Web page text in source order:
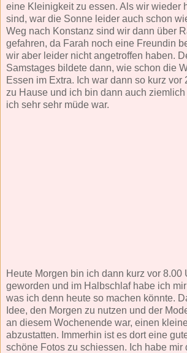
eine Kleinigkeit zu essen. Als wir wieder
sind, war die Sonne leider auch schon
Weg nach Konstanz sind wir dann über
gefahren, da Farah noch eine Freundin
wir aber leider nicht angetroffen haben.
Samstages bildete dann, wie schon die
Essen im Extra. Ich war dann so kurz vor
zu Hause und ich bin dann auch
ich sehr sehr müde war.
Heute Morgen bin ich dann kurz vor 8.00
geworden und im Halbschlaf habe ich
was ich denn heute so machen könnte.
Idee, den Morgen zu nutzen und der
an diesem Wochenende war, einen
abzustatten. Immerhin ist es dort eine
schöne Fotos zu schiessen. Ich habe mir